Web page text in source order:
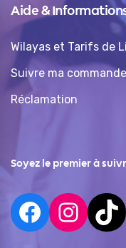
Aide &
Wilayas et Tarifs de
Suivre ma commande
Réclamation
Soyez le premier à